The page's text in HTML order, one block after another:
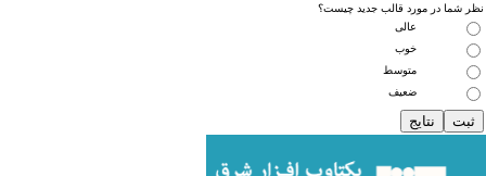
قالب جدید چیست؟
عالی
خوب
متوسط
ضعیف